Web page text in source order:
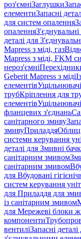
роз'ємніЗаглушки
елементиЗапасні
для систем опалення
опалення
деталі для
Mapress з міді, газ
Mapress з міді, FKM
нероз'ємні
Geberit Mapress з міді
елементів
трубКріплення для
елементів
фланцевих з'єднань
санітарного змиву
змивуПриладдя
системи керування
деталі для Змивні
санітарним змивом
санітарним змивом
для Вбудовані
систем керування
для Приладдя для
із санітарним змивом
для Мережеві блоки
компоненти
вентиліЗапасні